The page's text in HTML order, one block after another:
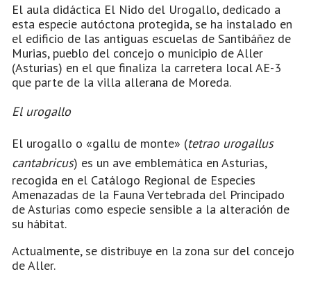
El aula didáctica El Nido del Urogallo, dedicado a
esta especie autóctona protegida, se ha instalado en
el edificio de las antiguas escuelas de Santibáñez de
Murias, pueblo del concejo o municipio de Aller
(Asturias) en el que finaliza la carretera local AE-3
que parte de la villa allerana de Moreda.
El urogallo
El urogallo o «gallu de monte» (tetrao urogallus
cantabricus) es un ave emblemática en Asturias,
recogida en el Catálogo Regional de Especies
Amenazadas de la Fauna Vertebrada del Principado
de Asturias como especie sensible a la alteración de
su hábitat.
Actualmente, se distribuye en la zona sur del concejo
de Aller.